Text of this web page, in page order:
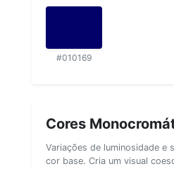
#010169
Cores
Variações de luminosidade e
cor base. Cria um visual